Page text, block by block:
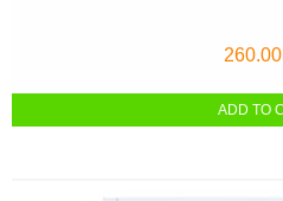
260.00
ADD TO